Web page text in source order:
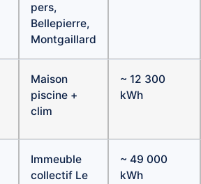
pers,
Bellepierre,
Montgaillard
Maison
piscine +
clim
~ 12 300
kWh
Immeuble
collectif Le
~ 49 000
kWh